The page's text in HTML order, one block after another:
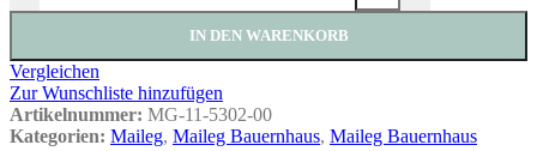
IN DEN WARENKORB
Vergleichen
Zur Wunschliste hinzufügen
Artikelnummer: MG-11-5302-00
Kategorien: Maileg, Maileg Bauernhaus, Maileg Bauernhaus